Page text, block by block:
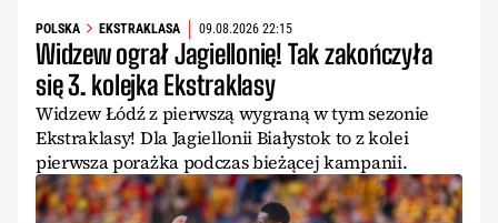
POLSKA EKSTRAKLASA 09.08.2026 22:15
Widzew ograł Jagiellonię! Tak zakończyła
się 3. kolejka Ekstraklasy
Widzew Łódź z pierwszą wygraną w tym sezonie
Ekstraklasy! Dla Jagiellonii Białystok to z kolei
pierwsza porażka podczas bieżącej kampanii.